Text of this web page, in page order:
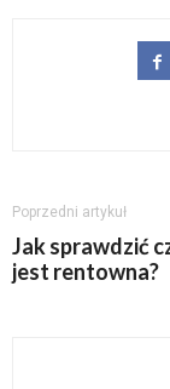
Poprzedni artykuł
Jak sprawdzić
jest rentowna?